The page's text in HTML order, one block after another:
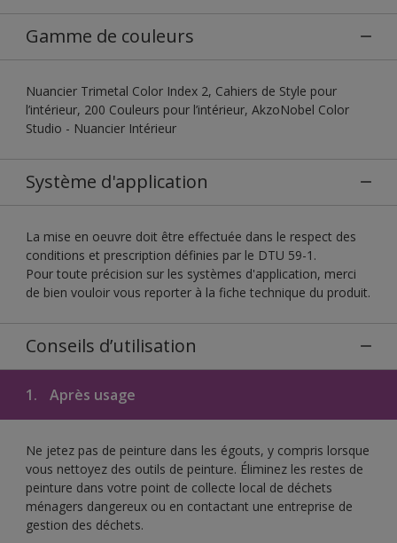
Gamme de couleurs
Nuancier Trimetal Color Index 2, Cahiers de Style pour
l’intérieur, 200 Couleurs pour l’intérieur, AkzoNobel Color
Studio - Nuancier Intérieur
Système d'application
La mise en oeuvre doit être effectuée dans le respect des
conditions et prescription définies par le DTU 59-1.
Pour toute précision sur les systèmes d'application, merci
de bien vouloir vous reporter à la fiche technique du produit.
Conseils d’utilisation
1. Après usage
Ne jetez pas de peinture dans les égouts, y compris lorsque
vous nettoyez des outils de peinture. Éliminez les restes de
peinture dans votre point de collecte local de déchets
ménagers dangereux ou en contactant une entreprise de
gestion des déchets.